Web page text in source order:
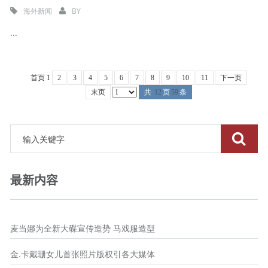
海外新闻 BY
...
首页 1 2 3 4 5 6 7 8 9 10 11
下一页
末页
共 12页59条
最新内容
麦当娜为全新大碟宣传造势 马戏服造型
金.卡戴珊女儿首张照片版权引各大媒体